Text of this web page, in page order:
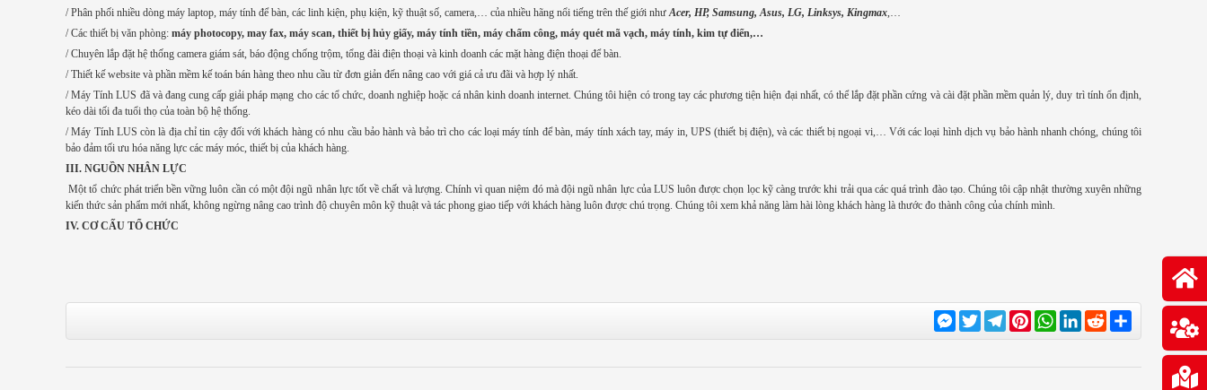
/ Phân phối nhiều dòng máy laptop, máy tính để bàn, các linh kiện, phụ kiện, kỹ thuật số, camera,… của nhiều hãng nổi tiếng trên thế giới nhưAcer, HP, Samsung, Asus, LG, Linksys, Kingmax,…
/ Các thiết bị văn phòng: máy photocopy, may fax, máy scan, thiết bị hủy giấy, máy tính tiền, máy chấm công, máy quét mã vạch, máy tính, kim tự điển,…
/ Chuyên lắp đặt hệ thống camera giám sát, báo động chống trộm, tổng đài điện thoại và kinh doanh các mặt hàng điện thoại để bàn.
/ Thiết kế website và phần mềm kế toán bán hàng theo nhu cầu từ đơn giản đến nâng cao với giá cả ưu đãi và hợp lý nhất.
/ Máy Tính LUS đã và đang cung cấp giải pháp mạng cho các tổ chức, doanh nghiệp hoặc cá nhân kinh doanh internet. Chúng tôi hiện có trong tay các phương tiện hiện đại nhất, có thể lắp đặt phần cứng và cài đặt phần mềm quản lý, duy trì tính ổn định,
kéo dài tối đa tuổi thọ của toàn bộ hệ thống.
/ Máy Tính LUS còn là địa chỉ tin cậy đối với khách hàng có nhu cầu bảo hành và bảo trì cho các loại máy tính để bàn, máy tính xách tay, máy in, UPS (thiết bị điện), và các thiết bị ngoại vi,… Với các loại hình dịch vụ bảo hành nhanh chóng, chúng tôi
bảo đảm tối ưu hóa năng lực các máy móc, thiết bị của khách hàng.
III. NGUỒN NHÂN LỰC
Một tổ chức phát triển bền vững luôn cần có một đội ngũ nhân lực tốt về chất và lượng. Chính vì quan niệm đó mà đội ngũ nhân lực của LUS luôn được chọn lọc kỹ càng trước khi trải qua các quá trình đào tạo. Chúng tôi cập nhật thường xuyên những
kiến thức sản phẩm mới nhất, không ngừng nâng cao trình độ chuyên môn kỹ thuật và tác phong giao tiếp với khách hàng luôn được chú trọng. Chúng tôi xem khả năng làm hài lòng khách hàng là thước đo thành công của chính mình.
IV. CƠ CẤU TỔ CHỨC
Messenger
TwitterTelegram
Pinterest
WhatsApp
LinkedIn
Reddit